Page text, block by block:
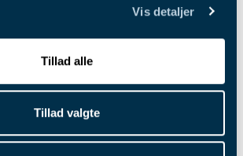
Vis detaljer
Tillad alle
Tillad valgte
begge, at det at skulle med til
helt særligt:
at man er inviteret til VIP, og at
nok til at føle sig lidt ydmyg blandt
der har prøvet det før – det er jo
så vi føler os nok lidt som nogle